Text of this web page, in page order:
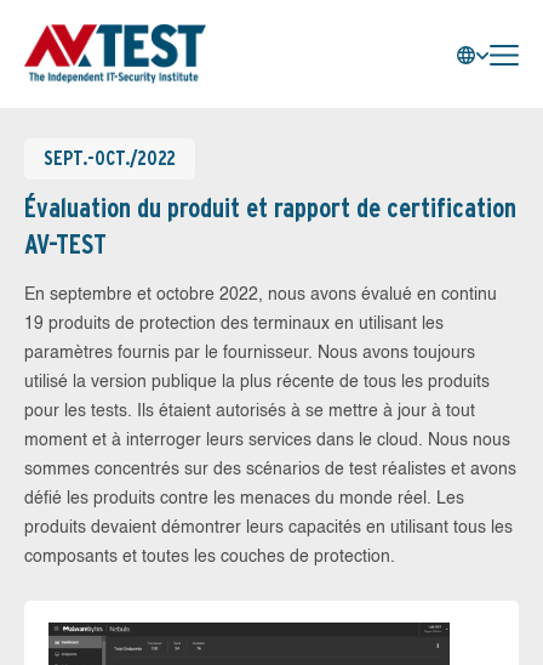
SEPT.-OCT./2022
Évaluation du produit et rapport de certification
AV-TEST
En septembre et octobre 2022, nous avons évalué en continu
19 produits de protection des terminaux en utilisant les
paramètres fournis par le fournisseur. Nous avons toujours
utilisé la version publique la plus récente de tous les produits
pour les tests. Ils étaient autorisés à se mettre à jour à tout
moment et à interroger leurs services dans le cloud. Nous nous
sommes concentrés sur des scénarios de test réalistes et avons
défié les produits contre les menaces du monde réel. Les
produits devaient démontrer leurs capacités en utilisant tous les
composants et toutes les couches de protection.